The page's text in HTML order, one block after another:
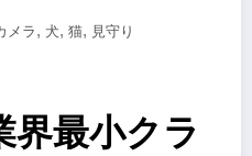
メラ , 犬, 猫, 見守り
最小クラ